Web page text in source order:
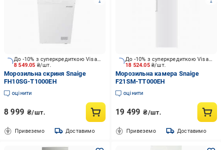
8 549.05 ₴/шт.
До -10% з суперкредиткою Visa Вигода
Морозильна скриня Snaige
FH10SG-T1000EH
оцінити
8 999 ₴/шт.
Привеземо Доставимо
18 524.05 ₴/шт.
До -10% з суперкредиткою Visa Вигода
Морозильна камера Snaige
F21SM-TT000EH
оцінити
19 499 ₴/шт.
Привеземо Доставимо